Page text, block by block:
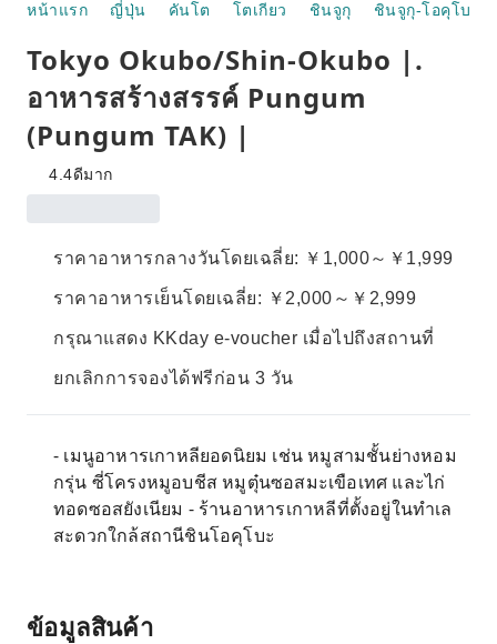
หน้าแรก ญี่ปุ่น คันโต โตเกียว ชินจูกุ ชินจูกุ-โอคุโบะ
Tokyo Okubo/Shin-Okubo |.
อาหารสร้างสรรค์ Pungum
(Pungum TAK) |
4.4ดีมาก
ราคาอาหารกลางวันโดยเฉลี่ย: ￥1,000～￥1,999
ราคาอาหารเย็นโดยเฉลี่ย: ￥2,000～￥2,999
กรุณาแสดง KKday e-voucher เมื่อไปถึงสถานที่
ยกเลิกการจองได้ฟรีก่อน 3 วัน
- เมนูอาหารเกาหลียอดนิยม เช่น หมูสามชั้นย่างหอม
กรุ่น ซี่โครงหมูอบชีส หมูตุ๋นซอสมะเขือเทศ และไก่
ทอดซอสยังเนียม - ร้านอาหารเกาหลีที่ตั้งอยู่ในทำเล
สะดวกใกล้สถานีชินโอคุโบะ
ข้อมูลสินค้า